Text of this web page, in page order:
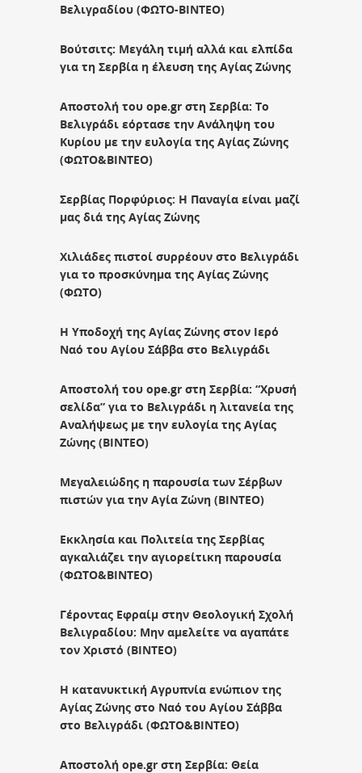
Βελιγραδίου (ΦΩΤΟ-ΒΙΝΤΕΟ)
Βούτσιτς: Μεγάλη τιμή αλλά και ελπίδα
για τη Σερβία η έλευση της Αγίας Ζώνης
Αποστολή του ope.gr στη Σερβία: Το
Βελιγράδι εόρτασε την Ανάληψη του
Κυρίου με την ευλογία της Αγίας Ζώνης
(ΦΩΤΟ&BINTEO)
Σερβίας Πορφύριος: Η Παναγία είναι μαζί
μας διά της Αγίας Ζώνης
Χιλιάδες πιστοί συρρέουν στο Βελιγράδι
για το προσκύνημα της Αγίας Ζώνης
(ΦΩΤΟ)
Η Υποδοχή της Αγίας Ζώνης στον Ιερό
Ναό του Αγίου Σάββα στο Βελιγράδι
Αποστολή του ope.gr στη Σερβία: “Χρυσή
σελίδα” για το Βελιγράδι η λιτανεία της
Αναλήψεως με την ευλογία της Αγίας
Ζώνης (ΒΙΝΤΕΟ)
Μεγαλειώδης η παρουσία των Σέρβων
πιστών για την Αγία Ζώνη (ΒΙΝΤΕΟ)
Εκκλησία και Πολιτεία της Σερβίας
αγκαλιάζει την αγιορείτικη παρουσία
(ΦΩΤΟ&ΒΙΝΤΕΟ)
Γέροντας Εφραίμ στην Θεολογική Σχολή
Βελιγραδίου: Μην αμελείτε να αγαπάτε
τον Χριστό (ΒΙΝΤΕΟ)
Η κατανυκτική Αγρυπνία ενώπιον της
Αγίας Ζώνης στο Ναό του Αγίου Σάββα
στο Βελιγράδι (ΦΩΤΟ&ΒΙΝΤΕΟ)
Αποστολή ope.gr στη Σερβία: Θεία